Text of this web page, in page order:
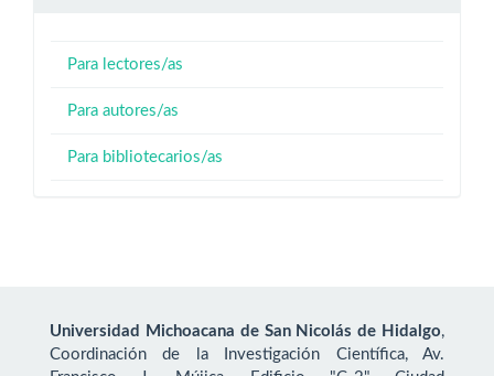
Para lectores/as
Para autores/as
Para bibliotecarios/as
Universidad Michoacana de San Nicolás de Hidalgo,
Coordinación de la Investigación Científica, Av.